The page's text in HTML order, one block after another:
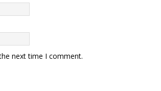
next time I comment.